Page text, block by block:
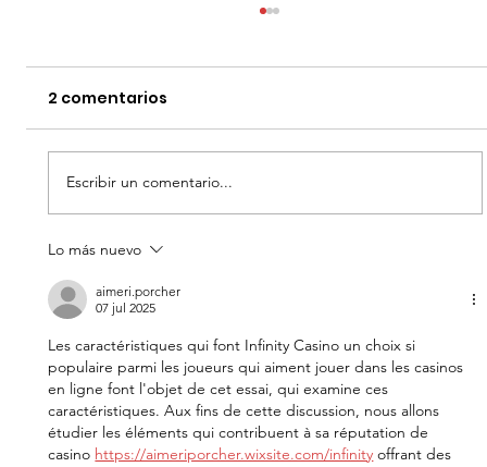
CURIOSOS por LIZ GIL
2 comentarios
Escribir un comentario...
Lo más nuevo
aimeri.porcher
07 jul 2025
Les caractéristiques qui font Infinity Casino un choix si
populaire parmi les joueurs qui aiment jouer dans les casinos
en ligne font l'objet de cet essai, qui examine ces
caractéristiques. Aux fins de cette discussion, nous allons
étudier les éléments qui contribuent à sa réputation de
casino https://aimeriporcher.wixsite.com/infinity offrant des